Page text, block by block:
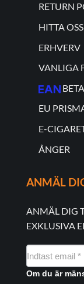
RETURN
HITTA
ERHVERV
VANLIGA
EU
E-
ÅNGER
ANMÄL
ANMÄL DIG
EXKLUSIVA
NYHEDSMAIL
FORMULAR
Om du är